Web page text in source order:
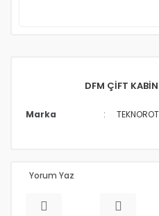
DFM ÇİFT
Marka TEKNOROT
Yorum Yaz